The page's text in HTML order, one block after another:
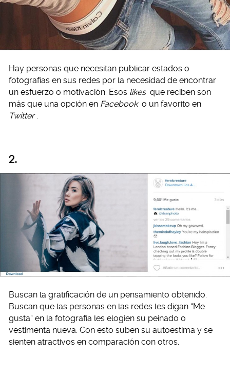
Hay personas que necesitan publicar estados o
fotografías en sus redes por la necesidad de encontrar
un esfuerzo o motivación. Esos likes que reciben son
más que una opción en Facebook o un favorito en
Twitter
2.
Buscan la gratificación de un pensamiento obtenido.
Buscan que las personas en las redes les digan “Me
gusta” en la fotografía les elogien su peinado o
vestimenta nueva. Con esto suben su autoestima y se
sienten atractivos en comparación con otros.